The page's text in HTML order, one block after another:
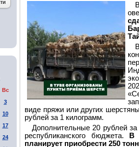
Вс
3
10
17
24
виде пряжи или других
рублей за 1 килограмм.
Дополнительные 20 рублей
республиканского бюджета.
В
планирует приобрести 250